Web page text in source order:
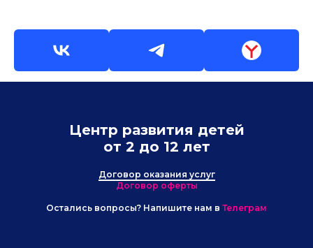
Центр развития детей
от 2 до 12 лет
Договор оказания услуг
Договор оферты
Остались вопросы? Напишите нам в Телеграм